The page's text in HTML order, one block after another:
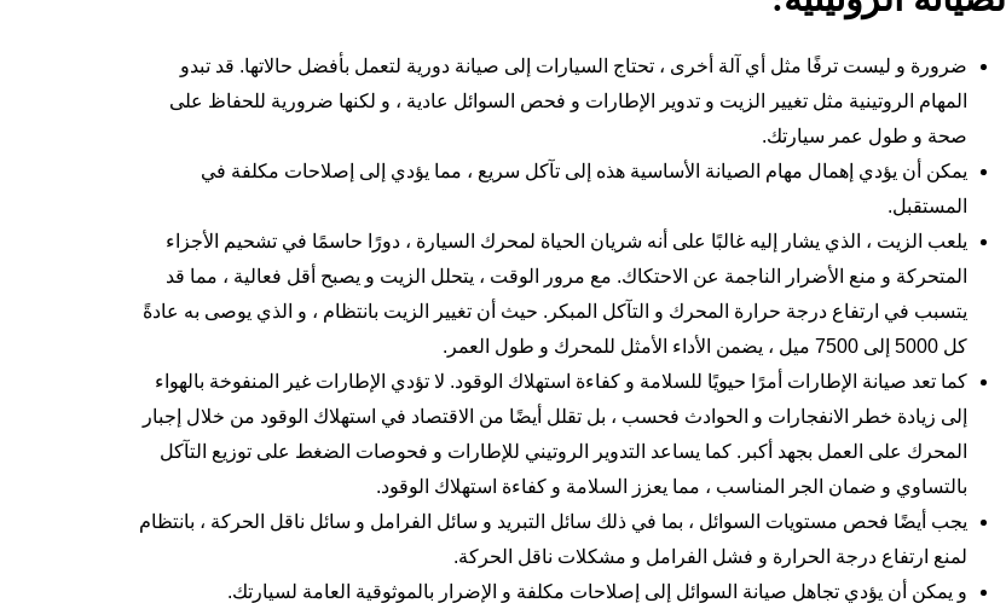
ضرورة و ليست ترفًا مثل أي آلة أخرى ، تحتاج السيارات إلى صيانة دورية لتعمل بأفضل حالاتها. قد تبدو
المهام الروتينية مثل تغيير الزيت و تدوير الإطارات و فحص السوائل عادية ، و لكنها ضرورية للحفاظ على
صحة و طول عمر سيارتك.
يمكن أن يؤدي إهمال مهام الصيانة الأساسية هذه إلى تآكل سريع ، مما يؤدي إلى إصلاحات مكلفة في
المستقبل.
يلعب الزيت ، الذي يشار إليه غالبًا على أنه شريان الحياة لمحرك السيارة ، دورًا حاسمًا في تشحيم الأجزاء
المتحركة و منع الأضرار الناجمة عن الاحتكاك. مع مرور الوقت ، يتحلل الزيت و يصبح أقل فعالية ، مما قد
يتسبب في ارتفاع درجة حرارة المحرك و التآكل المبكر. حيث أن تغيير الزيت بانتظام ، و الذي يوصى به عادةً
كل 5000 إلى 7500 ميل ، يضمن الأداء الأمثل للمحرك و طول العمر.
كما تعد صيانة الإطارات أمرًا حيويًا للسلامة و كفاءة استهلاك الوقود. لا تؤدي الإطارات غير المنفوخة بالهواء
إلى زيادة خطر الانفجارات و الحوادث فحسب ، بل تقلل أيضًا من الاقتصاد في استهلاك الوقود من خلال إجبار
المحرك على العمل بجهد أكبر. كما يساعد التدوير الروتيني للإطارات و فحوصات الضغط على توزيع التآكل
بالتساوي و ضمان الجر المناسب ، مما يعزز السلامة و كفاءة استهلاك الوقود.
يجب أيضًا فحص مستويات السوائل ، بما في ذلك سائل التبريد و سائل الفرامل و سائل ناقل الحركة ، بانتظام
لمنع ارتفاع درجة الحرارة و فشل الفرامل و مشكلات ناقل الحركة.
و يمكن أن يؤدي تجاهل صيانة السوائل إلى إصلاحات مكلفة و الإضرار بالموثوقية العامة لسيارتك.